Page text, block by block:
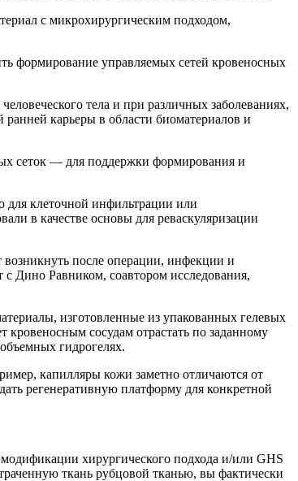
с микрохирургическим подходом,
формирование управляемых сетей кровеносных
тела и при различных заболеваниях,
карьеры в области биоматериалов и
сеток — для поддержки формирования и
для клеточной инфильтрации или
в качестве основы для реваскуляризации
после операции, инфекции и
с Дино Равником, соавтором исследования,
изготовленные из упакованных гелевых
сосудам отрастать по заданному
гидрогелях.
капилляры кожи заметно отличаются от
регенеративную платформу для конкретной
хирургического подхода и/или GHS
ткань рубцовой тканью, вы фактически